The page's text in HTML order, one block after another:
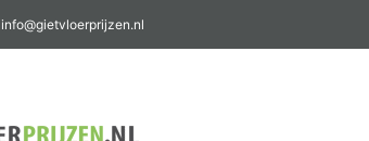
info@gietvloerprijzen.nl